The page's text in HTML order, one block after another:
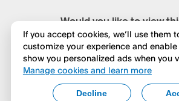
Would you like to view
in English?
No, seguir navegando
Yes, change to English
If you accept cookies, we’ll use them
customize your experience and
show you personalized ads when you
Manage cookies and learn more
Decline